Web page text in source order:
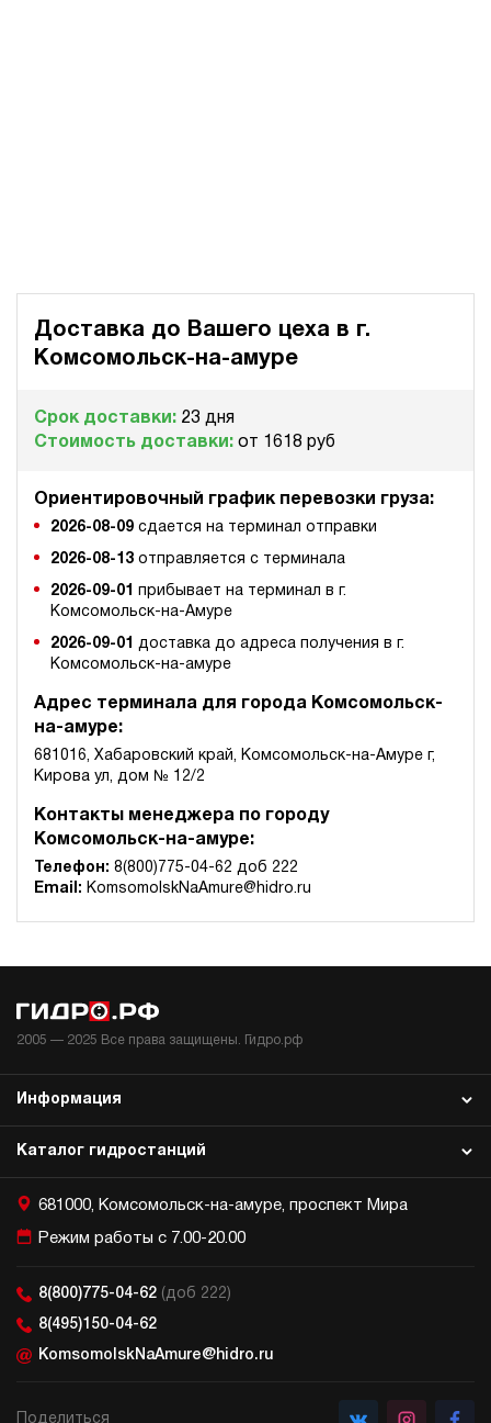
Доставка до Вашего цеха в г.
Комсомольск-на-амуре
Срок доставки: 23 дня
Стоимость доставки: от 1618 руб
Ориентировочный график перевозки груза:
2026-08-09 сдается на терминал отправки
2026-08-13 отправляется с терминала
2026-09-01
прибывает на терминал в г.
Комсомольск-на-Амуре
2026-09-01
доставка до адреса получения в г.
Комсомольск-на-амуре
Адрес терминала для города Комсомольск-
на-амуре:
681016, Хабаровский край, Комсомольск-на-Амуре г,
Кирова ул, дом № 12/2
Контакты менеджера по городу
Комсомольск-на-амуре:
Телефон: 8(800)775-04-62 доб 222
Email: KomsomolskNaAmure@hidro.ru
2005 — 2025 Все права защищены. Гидро.рф
Каталог гидростанций
Информация
681000, Комсомольск-на-амуре, проспект Мира
Режим работы с 7.00-20.00
8(800)775-04-62 (доб 222)
8(495)150-04-62
KomsomolskNaAmure@hidro.ru
Поделиться